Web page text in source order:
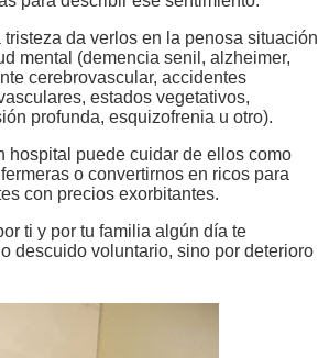
tristeza da verlos en la penosa situación
mental (demencia senil, alzheimer,
cerebrovascular, accidentes
estados vegetativos,
profunda, esquizofrenia u otro).
hospital puede cuidar de ellos como
o convertirnos en ricos para
con precios exorbitantes.
ti y por tu familia algún día te
descuido voluntario, sino por deterioro